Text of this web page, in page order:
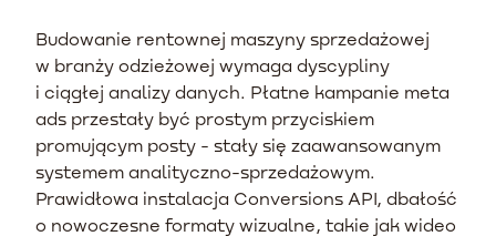
Budowanie rentownej maszyny sprzedażowej
w branży odzieżowej wymaga dyscypliny
i ciągłej analizy danych. Płatne kampanie meta
ads przestały być prostym przyciskiem
promującym posty - stały się zaawansowanym
systemem analityczno-sprzedażowym.
Prawidłowa instalacja Conversions API, dbałość
o nowoczesne formaty wizualne, takie jak wideo